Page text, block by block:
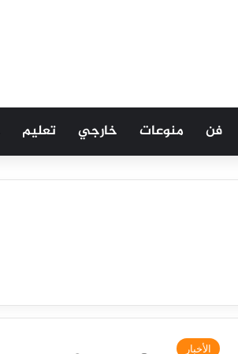
فن منوعات خارجي تعليم
الأخبار